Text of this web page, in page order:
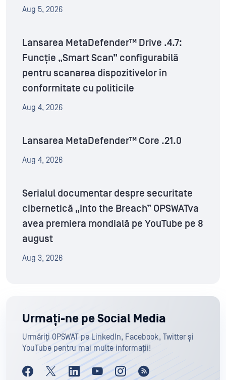
Aug 5, 2026
Lansarea MetaDefender™ Drive .4.7:
Funcție „Smart Scan” configurabilă
pentru scanarea dispozitivelor în
conformitate cu politicile
Aug 4, 2026
Lansarea MetaDefender™ Core .21.0
Aug 4, 2026
Serialul documentar despre securitate
cibernetică „Into the Breach” OPSWATva
avea premiera mondială pe YouTube pe 8
august
Aug 3, 2026
Urmați-ne pe Social Media
Urmăriți OPSWAT pe LinkedIn, Facebook, Twitter și
YouTube pentru mai multe informații!